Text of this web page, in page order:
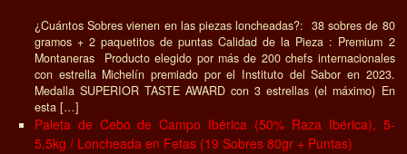
¿Cuántos Sobres vienen en las piezas loncheadas?: 38 sobres de 80
gramos + 2 paquetitos de puntas Calidad de la Pieza : Premium 2
Montaneras Producto elegido por más de 200 chefs internacionales
con estrella Michelín premiado por el Instituto del Sabor en 2023.
Medalla SUPERIOR TASTE AWARD con 3 estrellas (el máximo) En
esta […]
Paleta de Cebo de Campo Ibérica (50% Raza Ibérica), 5-
5.5kg / Loncheada en Fetas (19 Sobres 80gr + Puntas)